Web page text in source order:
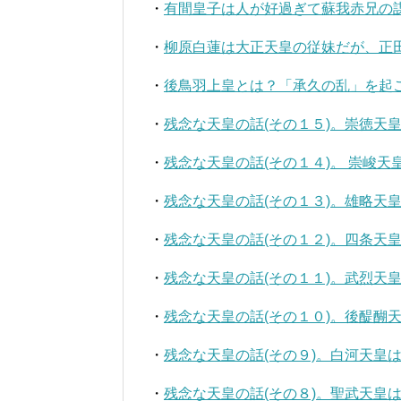
・ 有間皇子は人が好過ぎて蘇我赤兄の
・ 柳原白蓮は大正天皇の従妹だが、正
・ 後鳥羽上皇とは？「承久の乱」を起
・ 残念な天皇の話(その１５)。崇徳天
・ 残念な天皇の話(その１４)。 崇峻天
・ 残念な天皇の話(その１３)。雄略天
・ 残念な天皇の話(その１２)。四条天
・ 残念な天皇の話(その１１)。武烈天
・ 残念な天皇の話(その１０)。後醍醐
・ 残念な天皇の話(その９)。白河天皇
・ 残念な天皇の話(その８)。聖武天皇